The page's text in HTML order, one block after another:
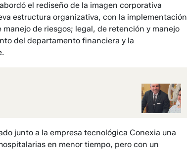
el rediseño de la imagen corpo­rativa
estructu­ra organizativa, con la implementación
de riesgos; le­gal, de retención y manejo
del departamento financiera y la
junto a la empresa tecnológica Conexia una
en menor tiempo, pero con un